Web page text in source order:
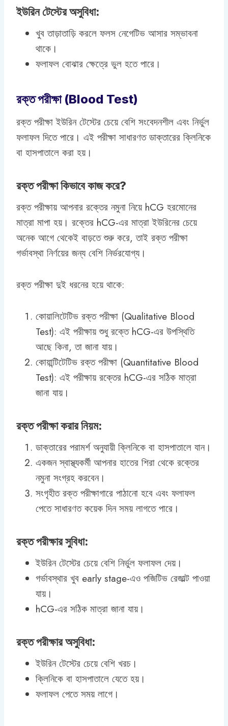
ইউরিন টেস্টের অসুবিধা:
খুব তাড়াতাড়ি করলে ফলস নেগেটিভ আসার সম্ভাবনা
থাকে।
ফলাফল বোঝার ক্ষেত্রে ভুল হতে পারে।
রক্ত পরীক্ষা (Blood Test)
রক্ত পরীক্ষা ইউরিন টেস্টের চেয়ে বেশি সংবেদনশীল এবং নির্ভুল
ফলাফল দিতে পারে। এই পরীক্ষা সাধারণত ডাক্তারের ক্লিনিকে
বা হাসপাতালে করা হয়।
রক্ত পরীক্ষা কিভাবে কাজ করে?
রক্ত পরীক্ষায় আপনার রক্তের নমুনা নিয়ে hCG হরমোনের
মাত্রা মাপা হয়। রক্তের hCG-এর মাত্রা ইউরিনের চেয়ে
অনেক আগে থেকেই বাড়তে শুরু করে, তাই রক্ত পরীক্ষা
গর্ভাবস্থা নির্ণয়ের জন্য বেশি নির্ভরযোগ্য।
রক্ত পরীক্ষা দুই ধরনের হয়ে থাকে:
কোয়ালিটেটিভ রক্ত পরীক্ষা (Qualitative Blood
Test): এই পরীক্ষায় শুধু রক্তে hCG-এর উপস্থিতি
আছে কিনা, তা জানা যায়।
কোয়ান্টিটেটিভ রক্ত পরীক্ষা (Quantitative Blood
Test): এই পরীক্ষায় রক্তের hCG-এর সঠিক মাত্রা
জানা যায়।
রক্ত পরীক্ষা করার নিয়ম:
ডাক্তারের পরামর্শ অনুযায়ী ক্লিনিকে বা হাসপাতালে যান।
একজন স্বাস্থ্যকর্মী আপনার হাতের শিরা থেকে রক্তের
নমুনা সংগ্রহ করবেন।
সংগৃহীত রক্ত পরীক্ষাগারে পাঠানো হবে এবং ফলাফল
পেতে সাধারণত কয়েক দিন সময় লাগতে পারে।
রক্ত পরীক্ষার সুবিধা:
ইউরিন টেস্টের চেয়ে বেশি নির্ভুল ফলাফল দেয়।
গর্ভাবস্থার খুব early stage-এও পজিটিভ রেজাল্ট পাওয়া
যায়।
hCG-এর সঠিক মাত্রা জানা যায়।
রক্ত পরীক্ষার অসুবিধা:
ইউরিন টেস্টের চেয়ে বেশি খরচ।
ক্লিনিকে বা হাসপাতালে যেতে হয়।
ফলাফল পেতে সময় লাগে।